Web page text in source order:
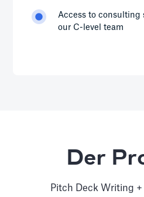
Access to consulting
our C-level team
Der
Pitch Deck Writing